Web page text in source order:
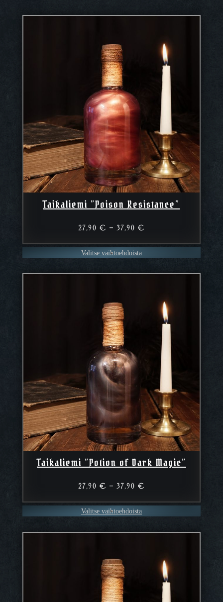
Taikaliemi ”Poison Resistance”
27,90 € – 37,90 €
–
37,90 €
Valitse vaihtoehdoista
Taikaliemi ”Potion of Dark Magic”
27,90 € – 37,90 €
–
37,90 €
Valitse vaihtoehdoista